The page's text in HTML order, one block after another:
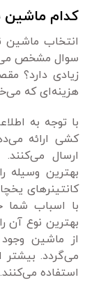
کدام
انتخاب ماشین
سوال مشخص
زیادی دارد؟
هزینه‌ای که
با توجه به
کشی ارائه
ارسال
بهترین وسیله
کانتینرهای
با اسباب شما
بهترین نوع آن
از ماشین
می‌گردد. بیشتر
استفاده می‌کنند.